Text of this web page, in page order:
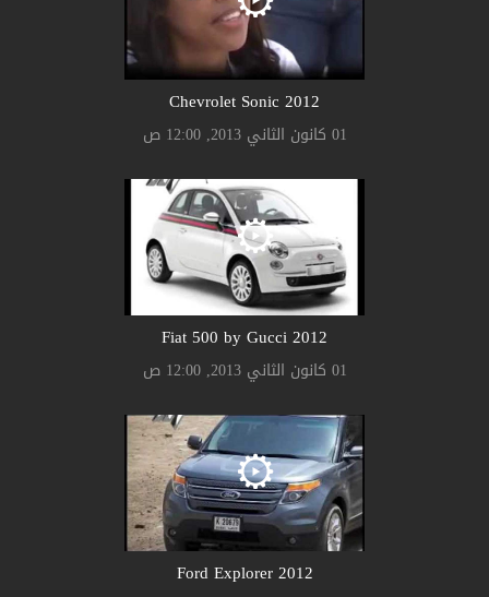
2012 Chevrolet Sonic
01 كانون الثاني 2013, 12:00 ص
2012 Fiat 500 by Gucci
01 كانون الثاني 2013, 12:00 ص
2012 Ford Explorer